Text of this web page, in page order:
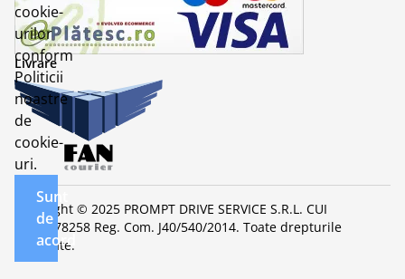
Livrare
Copyright © 2025 PROMPT DRIVE SERVICE S.R.L. CUI
RO32678258 Reg. Com. J40/540/2014. Toate drepturile
rezervate.
cookie-
urilor
conform
Politicii
noastre
de
cookie-
uri.
Sunt
de
acord